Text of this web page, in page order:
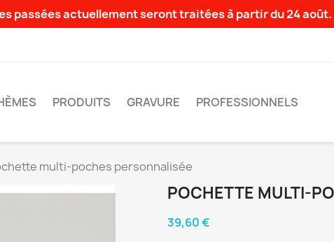
passées actuellement seront traitées à partir du 24
PRODUITS GRAVURE PROFESSIONNELS
multi-poches personnalisée
POCHETTE MULTI-
39,60 €